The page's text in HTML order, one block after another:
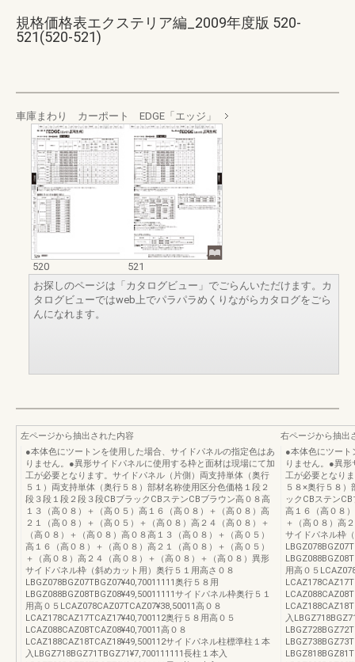
規格価格表エクステリア編_2009年度版 520-
521(520-521)
車庫まわり カーポート EDGE「エッジ」
520
521
お探しのページは「カタログビュー」でごらんいただけます。カ
タログビューではweb上でパラパラめくりながらカタログをごら
んになれます。
左ページから抽出された内容
●本体色にツートンを使用した場合、サイドパネルの指定色はあ
りません。●異形サイドパネルに使用する枠と面材は現場にて加
工が必要となります。サイドパネル（片側）両支持単体（奥行
５１）両支持単体（奥行５８）部材名称使用区分色価格１段２
段３段１段２段３段CBブラックCBステンCBブラウン高０８高
１３（高０８）＋（高０５）高１６（高０８）＋（高０８）高
２１（高０８）＋（高０５）＋（高０８）高２４（高０８）＋
（高０８）＋（高０８）高０８高１３（高０８）＋（高０５）
高１６（高０８）＋（高０８）高２１（高０８）＋（高０５）
＋（高０８）高２４（高０８）＋（高０８）＋（高０８）異形
サイドパネル枠（斜めカット用）奥行５１用高さ０８
LBGZ078BGZ07TBGZ07¥40,70011111奥行５８用
LBGZ088BGZ08TBGZ08¥49,50011111サイドパネル枠奥行５１
用高０５LCAZ078CAZ07TCAZ07¥38,50011高０８
LCAZ178CAZ17TCAZ17¥40,700112奥行５８用高０５
LCAZ088CAZ08TCAZ08¥40,70011高０８
LCAZ188CAZ18TCAZ18¥49,500112サイドパネル柱標準柱１本
入LBGZ718BGZ71TBGZ71¥7,700111111長柱１本入
右ページから抽出
●本体色にツート
りません。●異
工が必要となり
５８×奥行５８
ックCBステン
高１６（高０８
＋（高０８）高
サイドパネル枠
用高０５
入